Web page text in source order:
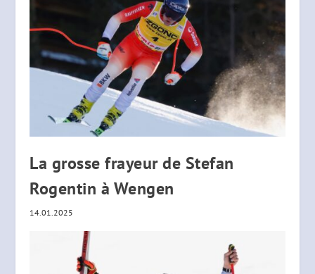
La grosse frayeur de Stefan
Rogentin à Wengen
14.01.2025